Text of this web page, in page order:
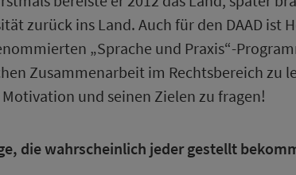
zurück ins Land. Auch für den DAAD ist
„Sprache und Praxis“-
Zusammenarbeit im Rechtsbereich zu
und seinen Zielen zu fragen!
die wahrscheinlich jeder gestellt